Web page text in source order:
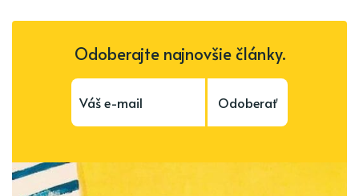
Odoberajte najnovšie články.
Odoberať